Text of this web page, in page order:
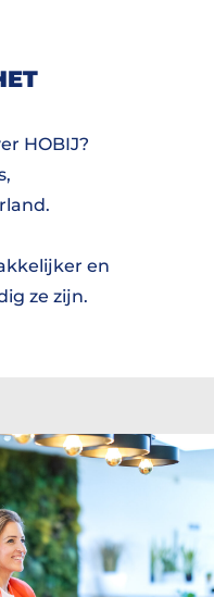
HOBIJ?
en
ze zijn.